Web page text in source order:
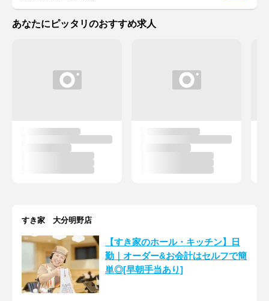
あなたにピッタリのおすすめ求人
すき家 大分明野店
【すき家のホール・キッチン】日
勤｜オーダー&お会計はセルフで簡
単◎[早朝手当あり]